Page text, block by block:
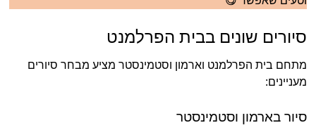
סיורים שונים בבית הפרלמנט
מתחם בית הפרלמנט וארמון וסטמינסטר מציע מבחר סיורים
מעניינים:
סיור בארמון וסטמינסטר